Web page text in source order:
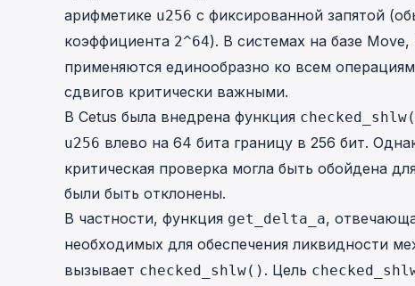
арифметике u256 с фиксированной запятой
коэффициента 2^64). В системах на базе
применяются единообразно ко всем
сдвигов критически важными.
В Cetus была внедрена функция
u256 влево на 64 бита границу в 256 бит.
критическая проверка могла быть обойдена
были быть отклонены.
В частности, функция get_delta_a,
необходимых для обеспечения ликвидности
вызывает checked_shlw() . Цель